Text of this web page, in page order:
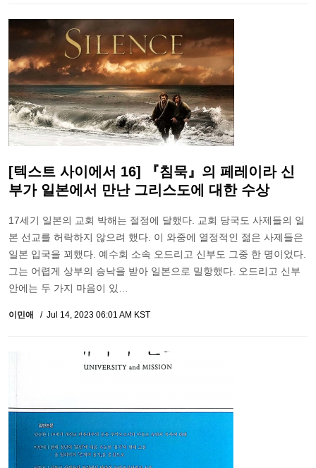
[텍스트 사이에서 16] 『침묵』의 페레이라 신
부가 일본에서 만난 그리스도에 대한 수상
17세기 일본의 교회 박해는 절정에 달했다. 교회 당국도 사제들의 일
본 선교를 허락하지 않으려 했다. 이 와중에 열정적인 젊은 사제들은
일본 입국을 꾀했다. 예수회 소속 오드리고 신부도 그중 한 명이었다.
그는 어렵게 상부의 승낙을 받아 일본으로 밀항했다. 오드리고 신부
안에는 두 가지 마음이 있…
이민애 Jul 14, 2023 06:01 AM KST